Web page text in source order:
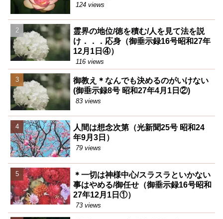
124 views
霊界の地位/徳を積む/人を見て法を説
け．．．応身（御垂示録16号昭和27年
12月1日④）
116 views
御教え＊なんでも決めるのがいけない
(御垂示録8号 昭和27年4月1日②)
83 views
人間は想念次第（光新聞25号 昭和24
年9月3日）
79 views
＊一切は神様中心/スラスラといかない
事はやめる/御任せ（御垂示録16号昭和
27年12月1日①）
73 views